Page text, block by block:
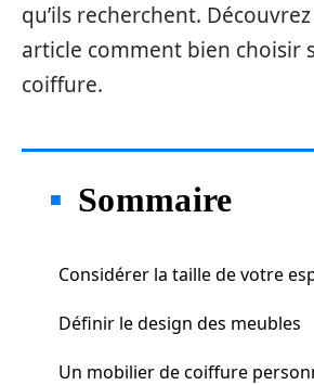
qu’ils recherchent.
article comment bien choisir
coiffure.
Sommaire
Considérer la taille de votre
Définir le design des meubles
Un mobilier de coiffure